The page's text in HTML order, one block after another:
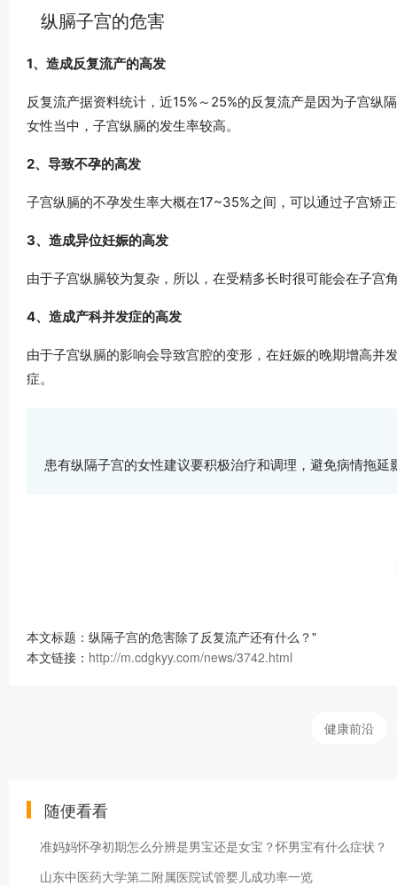
纵膈子宫的危害
1、造成反复流产的高发
反复流产据资料统计，近15%～25%的反复流产是因为子宫纵
女性当中，子宫纵膈的发生率较高。
2、导致不孕的高发
子宫纵膈的不孕发生率大概在17~35%之间，可以通过子宫矫
3、造成异位妊娠的高发
由于子宫纵膈较为复杂，所以，在受精多长时很可能会在子宫
4、造成产科并发症的高发
由于子宫纵膈的影响会导致宫腔的变形，在妊娠的晚期增高
症。
患有纵隔子宫的女性建议要积极治疗和调理，避免病情拖延
本文标题：纵隔子宫的危害除了反复流产还有什么？"
本文链接： http://m.cdgkyy.com/news/3742.html
健康前沿
随便看看
准妈妈怀孕初期怎么分辨是男宝还是女宝？怀男宝有什么症状？
山东中医药大学第二附属医院试管婴儿成功率一览